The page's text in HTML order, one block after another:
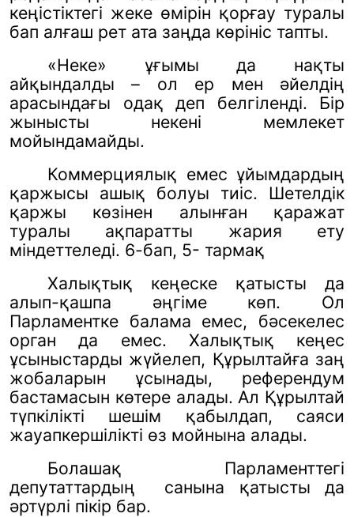
кеңістіктегі жеке өмірін қорғау туралы
бап алғаш рет ата заңда көрініс тапты.
«Неке» ұғымы да нақты
айқындалды – ол ер мен әйелдің
арасындағы одақ деп белгіленді. Бір
жынысты некені мемлекет
мойындамайды.
Коммерциялық емес ұйымдардың
қаржысы ашық болуы тиіс. Шетелдік
қаржы көзінен алынған қаражат
туралы ақпаратты жария ету
міндеттеледі. 6-бап, 5- тармақ
Халықтық кеңеске қатысты да
алып-қашпа әңгіме көп. Ол
Парламентке балама емес, бәсекелес
орган да емес. Халықтық кеңес
ұсыныстарды жүйелеп, Құрылтайға заң
жобаларын ұсынады, референдум
бастамасын көтере алады. Ал Құрылтай
түпкілікті шешім қабылдап, саяси
жауапкершілікті өз мойнына алады.
Болашақ Парламенттегі
депутаттардың
санына қатысты да
әртүрлі пікір бар.